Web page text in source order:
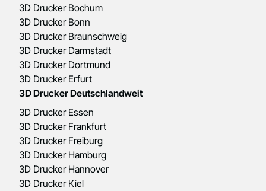
3D Drucker Bochum
3D Drucker Bonn
3D Drucker Braunschweig
3D Drucker Darmstadt
3D Drucker Dortmund
3D Drucker Erfurt
3D Drucker Deutschlandweit
3D Drucker Essen
3D Drucker Frankfurt
3D Drucker Freiburg
3D Drucker Hamburg
3D Drucker Hannover
3D Drucker Kiel